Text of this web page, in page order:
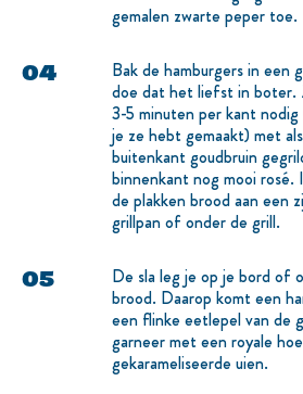
gemalen zwarte peper toe.
Bak de hamburgers in een
doe dat het liefst in boter.
3-5 minuten per kant
je ze hebt gemaakt) met
buitenkant goudbruin
binnenkant nog mooi rosé.
de plakken brood aan een
grillpan of onder de grill.
De sla leg je op je bord of
brood. Daarop komt een
een flinke eetlepel van de
garneer met een royale
gekarameliseerde uien.